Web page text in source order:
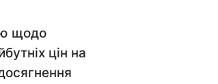
щодо
цін на